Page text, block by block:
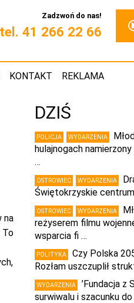
Zadzwoń do nas!
tel. 41 266 22 66
KONTAKT REKLAMA
na
To
DZIŚ
POLICJA WYDARZENIA
hulajnogach
…
OSTROWIEC WYDARZENIA
Świętokrzyskie
OSTROWIEC WYDARZENIA
reżyserem filmu
wsparcia fi …
POLITYKA
Czy Polska
Rozłam uszczuplił
WYDARZENIA
’Fundacja z
surwiwalu i szacunku